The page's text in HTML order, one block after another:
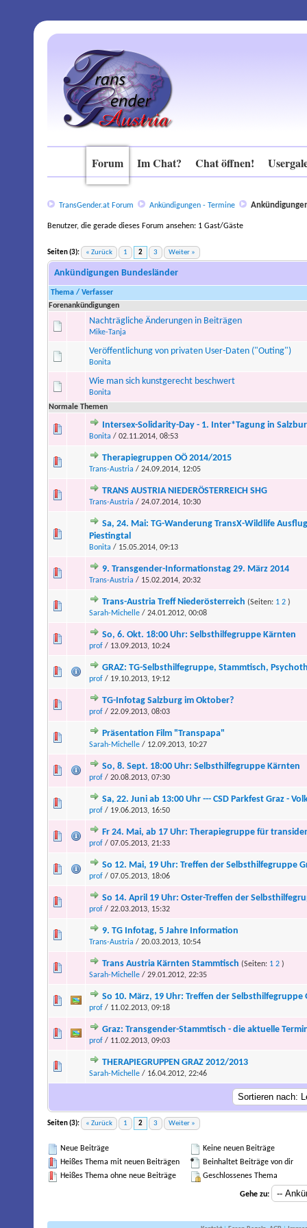
Forum Im Chat? Chat öffnen!
TransGender.at Forum Ankündigungen - Termine
Benutzer, die gerade dieses Forum ansehen: 1 Gast/Gäste
stilnox in der schweiz rezeptfrei kaufen
Seiten (3): « Zurück 1 2 3 Weiter »
Ankündigungen Bundesländer
Thema / Verfasser
Forenankündigungen
Nachträgliche Änderungen in Beiträgen
Mike-Tanja
Veröffentlichung von privaten User-Daten ("Outing")
Bonita
Wie man sich kunstgerecht beschwert
Bonita
Normale Themen
Intersex-Solidarity-Day - 1. Inter*Tagung in
Bonita / 02.11.2014, 08:53
Therapiegruppen OÖ 2014/2015
Trans-Austria / 24.09.2014, 12:05
TRANS AUSTRIA NIEDERÖSTERREICH SHG
Trans-Austria / 24.07.2014, 10:30
Sa, 24. Mai: TG-Wanderung TransX-Wildlife
Piestingtal
Bonita / 15.05.2014, 09:13
9. Transgender-Informationstag 29. März 2014
Trans-Austria / 15.02.2014, 20:32
Trans-Austria Treff Niederösterreich (Seiten: 1 2 )
Sarah-Michelle / 24.01.2012, 00:08
So, 6. Okt. 18:00 Uhr: Selbsthilfegruppe Kärnten
prof / 13.09.2013, 10:24
GRAZ: TG-Selbsthilfegruppe, Stammtisch,
prof / 19.10.2013, 19:12
TG-Infotag Salzburg im Oktober?
prof / 22.09.2013, 08:03
Präsentation Film "Transpapa"
Sarah-Michelle / 12.09.2013, 10:27
So, 8. Sept. 18:00 Uhr: Selbsthilfegruppe Kärnten
prof / 20.08.2013, 07:30
Sa, 22. Juni ab 13:00 Uhr --- CSD Parkfest Graz -
prof / 19.06.2013, 16:50
Fr 24. Mai, ab 17 Uhr: Therapiegruppe für
prof / 07.05.2013, 21:33
So 12. Mai, 19 Uhr: Treffen der Selbsthilfegruppe
prof / 07.05.2013, 18:06
So 14. April 19 Uhr: Oster-Treffen der
prof / 22.03.2013, 15:32
9. TG Infotag, 5 Jahre Information
Trans-Austria / 20.03.2013, 10:54
Trans Austria Kärnten Stammtisch (Seiten: 1 2 )
Sarah-Michelle / 29.01.2012, 22:35
So 10. März, 19 Uhr: Treffen der Selbsthilfegruppe
prof / 11.02.2013, 09:18
Graz: Transgender-Stammtisch - die aktuelle
prof / 11.02.2013, 09:03
THERAPIEGRUPPEN GRAZ 2012/2013
Sarah-Michelle / 16.04.2012, 22:46
Seiten (3): « Zurück 1 2 3 Weiter »
Neue Beiträge
Heißes Thema mit neuen Beiträgen
Heißes Thema ohne neue Beiträge
Keine neuen Beiträge
Beinhaltet Beiträge von dir
Geschlossenes Thema
Gehe zu: